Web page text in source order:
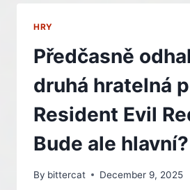
RAIDER
–
INDIAN
HRY
Předčasně
druhá hratelná
Resident Evil
Bude ale
By bittercat December 9, 2025